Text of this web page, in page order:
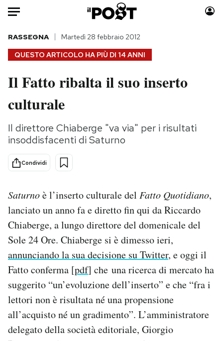
Auto
HOME
Italia
Politica
Tecnologia
Internet
Scienza
Cultura
Sport
Moda
Storie/Idee
Mondiali calcio 2026
PODCAST
NEWSLETTER
QUESTO ARTICOLO HA PIÙ DI 14 ANNI
RASSEGNA Martedì 28 febbraio 2012
Il Fatto ribalta il suo inserto
culturale
Il direttore Chiaberge "va via" per i risultati
insoddisfacenti di Saturno
Condividi
Saturnoè l’inserto culturale del Fatto Quotidiano,
lanciato un anno fa e diretto fin qui da Riccardo
Chiaberge, a lungo direttore del domenicale del
Sole 24 Ore. Chiaberge si è dimesso ieri,
annunciando la sua decisione su Twitter, e oggi il
Fatto conferma [pdf] che una ricerca di mercato ha
suggerito “un’evoluzione dell’inserto” e che “fra i
lettori non è risultata né una propensione
all’acquisto né un gradimento”. L’amministratore
delegato della società editoriale, Giorgio